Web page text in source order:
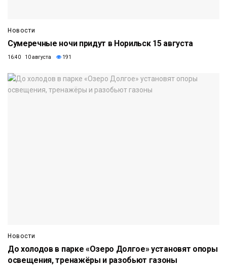
Новости
Сумеречные ночи придут в Норильск 15 августа
16:40 10 августа 191
Новости
До холодов в парке «Озеро Долгое» установят опоры
освещения, тренажёры и разобьют газоны